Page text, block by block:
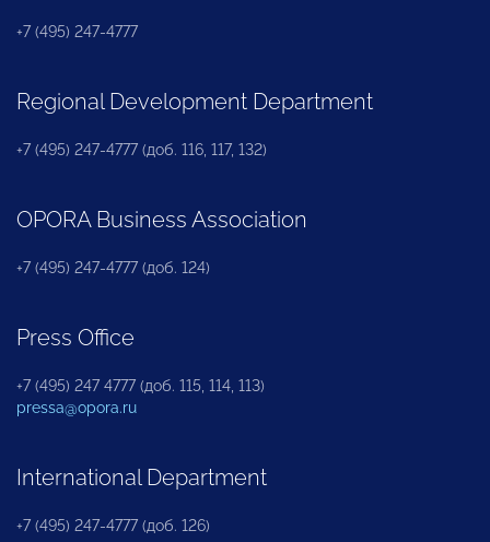
+7 (495) 247-4777
Regional Development Department
+7 (495) 247-4777 (доб. 116, 117, 132)
OPORA Business Association
+7 (495) 247-4777 (доб. 124)
Press Office
+7 (495) 247 4777 (доб. 115, 114, 113)
pressa@opora.ru
International Department
+7 (495) 247-4777 (доб. 126)